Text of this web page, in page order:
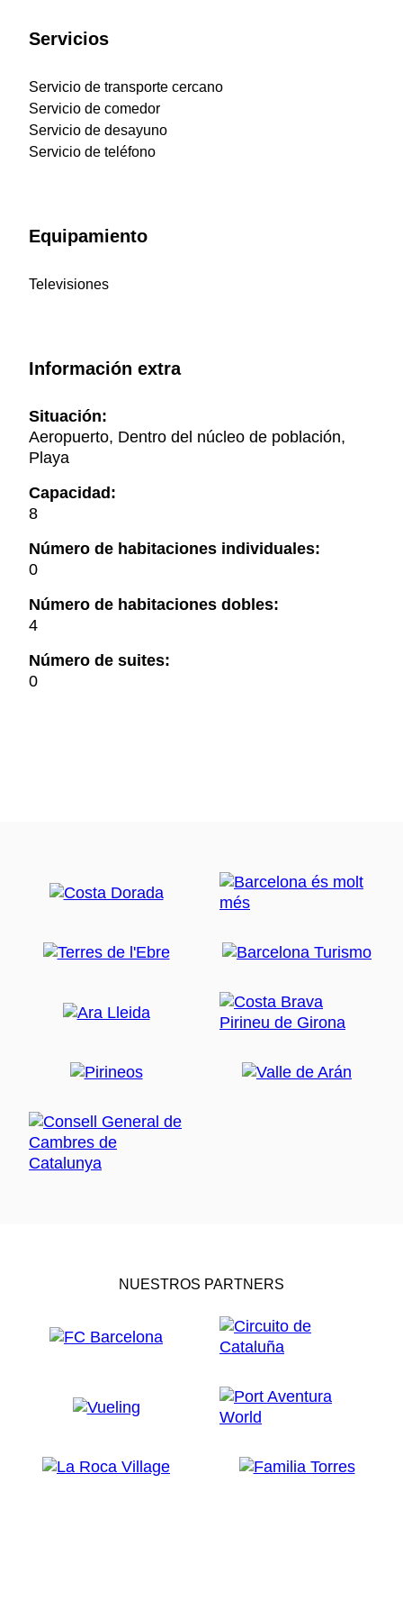
Servicios
Servicio de transporte cercano
Servicio de comedor
Servicio de desayuno
Servicio de teléfono
Equipamiento
Televisiones
Información extra
Situación:
Aeropuerto, Dentro del núcleo de población,
Playa
Capacidad:
8
Número de habitaciones individuales:
0
Número de habitaciones dobles:
4
Número de suites:
0
NUESTROS PARTNERS